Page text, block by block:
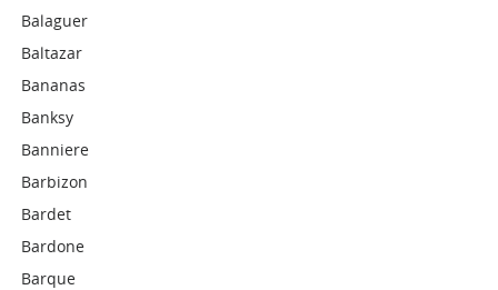
Balaguer
Baltazar
Bananas
Banksy
Banniere
Barbizon
Bardet
Bardone
Barque